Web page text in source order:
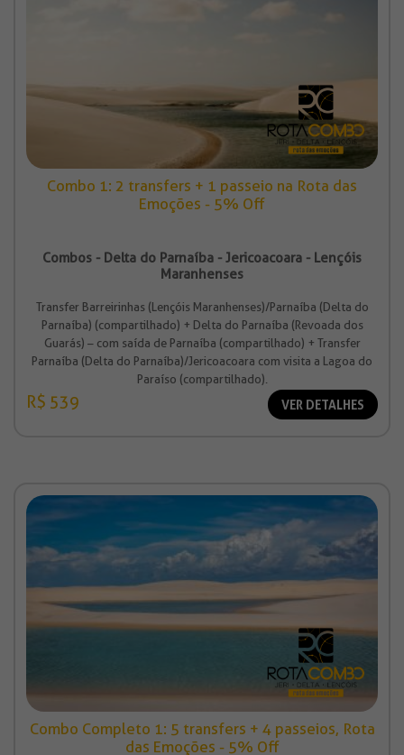
Combo 1: 2 transfers + 1 passeio na Rota das
Emoções - 5% Off
Combos - Delta do Parnaíba - Jericoacoara - Lençóis
Maranhenses
Transfer Barreirinhas (Lençóis Maranhenses)/Parnaíba (Delta do
Parnaíba) (compartilhado) + Delta do Parnaíba (Revoada dos
Guarás) – com saída de Parnaíba (compartilhado) + Transfer
Parnaíba (Delta do Parnaíba)/Jericoacoara com visita a Lagoa do
Paraíso (compartilhado).
R$ 539 VER DETALHES
Combo Completo 1: 5 transfers + 4 passeios, Rota
das Emoções - 5% Off